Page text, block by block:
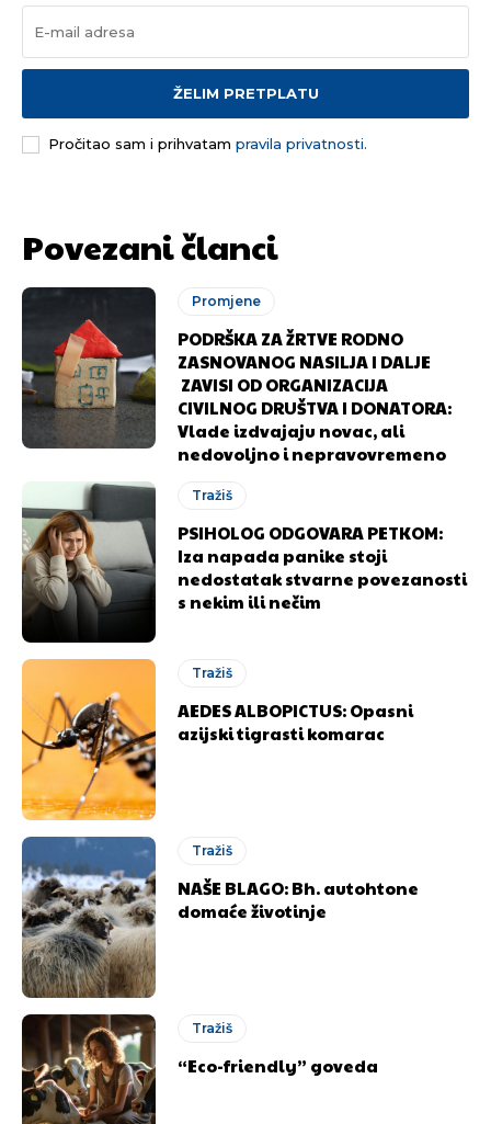
ŽELIM PRETPLATU
Pročitao sam i prihvatam pravila privatnosti.
Povezani članci
Promjene
PODRŠKA ZA ŽRTVE RODNO
ZASNOVANOG NASILJA I DALJE
ZAVISI OD ORGANIZACIJA
CIVILNOG DRUŠTVA I DONATORA:
Vlade izdvajaju novac, ali
nedovoljno i nepravovremeno
Tražiš
PSIHOLOG ODGOVARA PETKOM:
Iza napada panike stoji
nedostatak stvarne povezanosti
s nekim ili nečim
Tražiš
AEDES ALBOPICTUS: Opasni
azijski tigrasti komarac
Tražiš
NAŠE BLAGO: Bh. autohtone
domaće životinje
Tražiš
“Eco-friendly” goveda